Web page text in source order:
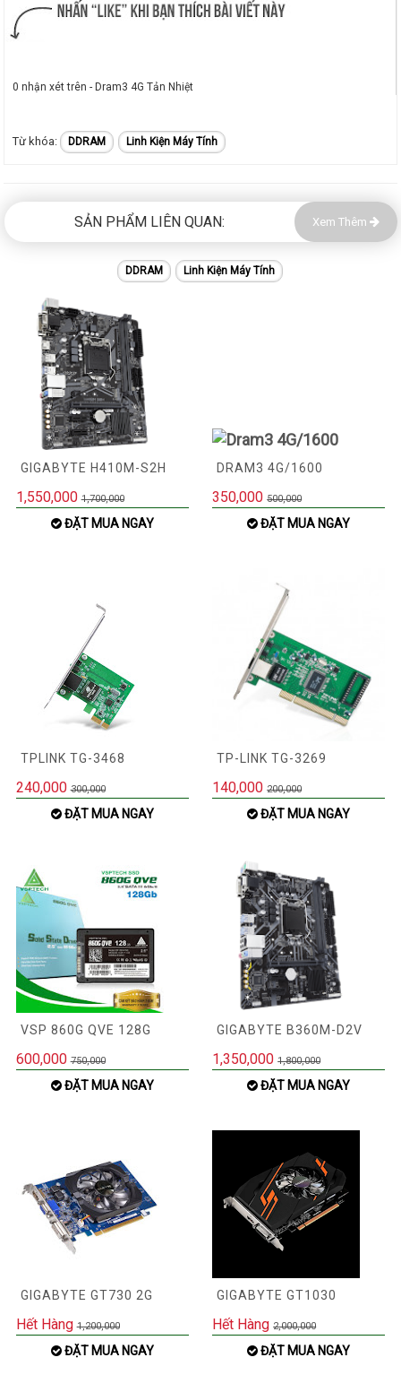
0 nhận xét trên - Dram3 4G Tản Nhiệt
DDRAM Linh Kiện Máy Tính
SẢN PHẨM LIÊN QUAN: Xem Thêm
DDRAM Linh Kiện Máy Tính
GIGABYTE H410M-S2H
1,550,000 1,700,000
ĐẶT MUA NGAY
DRAM3 4G/1600
350,000 500,000
ĐẶT MUA NGAY
TPLINK TG-3468
240,000 300,000
ĐẶT MUA NGAY
TP-LINK TG-3269
140,000 200,000
ĐẶT MUA NGAY
VSP 860G QVE 128G
600,000 750,000
ĐẶT MUA NGAY
GIGABYTE B360M-D2V
1,350,000 1,800,000
ĐẶT MUA NGAY
GIGABYTE GT730 2G
Hết Hàng 1,200,000
ĐẶT MUA NGAY
GIGABYTE GT1030
Hết Hàng 2,000,000
ĐẶT MUA NGAY